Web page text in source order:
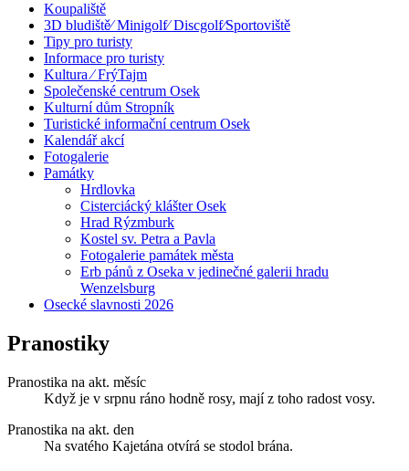
Koupaliště
3D bludiště⁄ Minigolf⁄ Discgolf⁄Sportoviště
Tipy pro turisty
Informace pro turisty
Kultura ⁄ FrýTajm
Společenské centrum Osek
Kulturní dům Stropník
Turistické informační centrum Osek
Kalendář akcí
Fotogalerie
Památky
Hrdlovka
Cisterciácký klášter Osek
Hrad Rýzmburk
Kostel sv. Petra a Pavla
Fotogalerie památek města
Erb pánů z Oseka v jedinečné galerii hradu
Wenzelsburg
Osecké slavnosti 2026
Pranostiky
Pranostika na akt. měsíc
Když je v srpnu ráno hodně rosy, mají z toho radost vosy.
Pranostika na akt. den
Na svatého Kajetána otvírá se stodol brána.